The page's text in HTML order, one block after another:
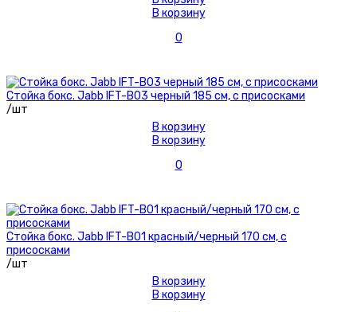
В корзину
0
Стойка бокс. Jabb IFT-B03 черный 185 см, с присосками
/шт
В корзину
В корзину
0
Стойка бокс. Jabb IFT-B01 красный/черный 170 см, с
присосками
/шт
В корзину
В корзину